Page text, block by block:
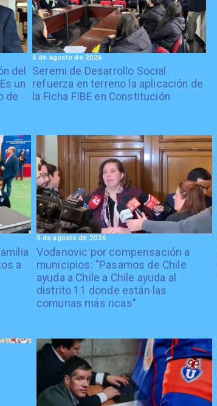
del
un
de
Seremi de Desarrollo Social
refuerza en terreno la aplicación de
la Ficha FIBE en Constitución
5 de agosto de 2026
a
Vodanovic por compensación a
municipios: "Pasamos de Chile
ayuda a Chile a Chile ayuda al
distrito 11 donde están las
comunas más ricas"
5 de agosto de 2026